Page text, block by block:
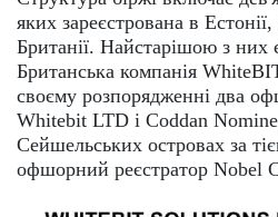
яких зареєстрована в
Британії. Найстарішою з них
Британська компанія
своєму розпорядженні два
Whitebit LTD і Coddan
Сейшельських островах за
офшорний реєстратор Nobel